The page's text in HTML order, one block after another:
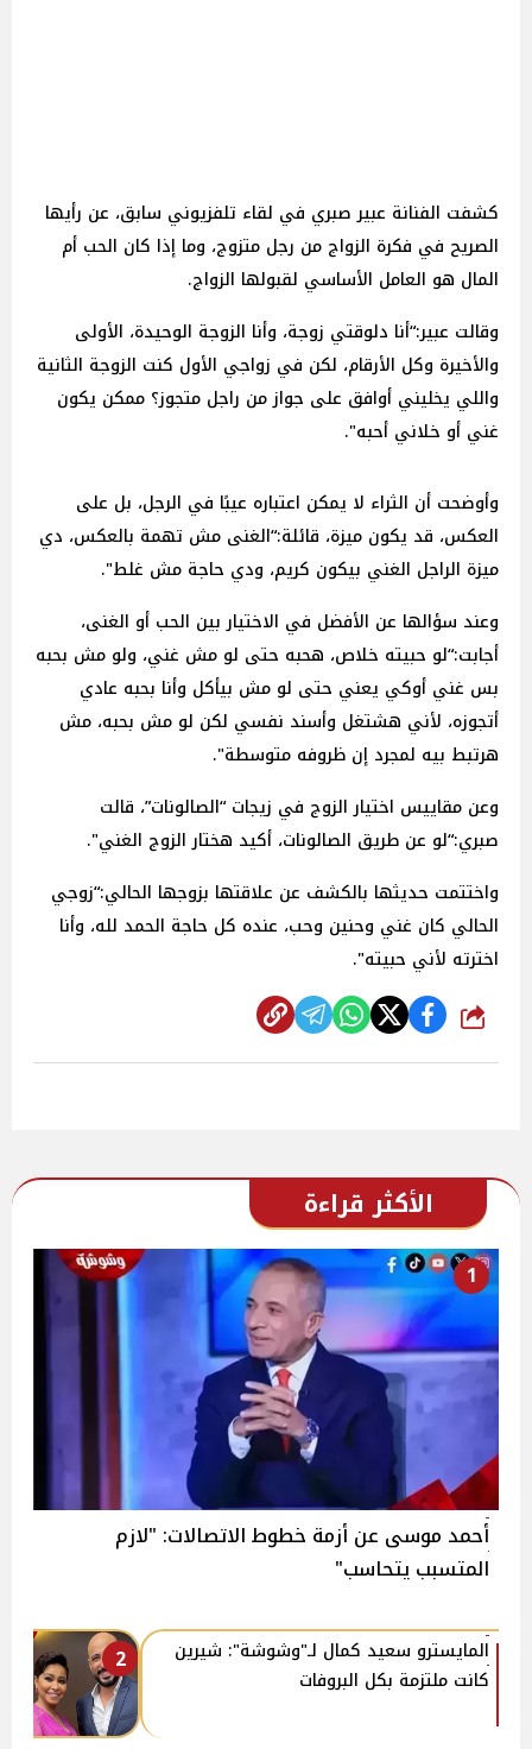
كشفت الفنانة عبير صبري في لقاء تلفزيوني سابق، عن رأيها
الصريح في فكرة الزواج من رجل متزوج، وما إذا كان الحب أم
المال هو العامل الأساسي لقبولها الزواج.
وقالت عبير:“أنا دلوقتي زوجة، وأنا الزوجة الوحيدة، الأولى
والأخيرة وكل الأرقام، لكن في زواجي الأول كنت الزوجة الثانية
واللي يخليني أوافق على جواز من راجل متجوز؟ ممكن يكون
غني أو خلاني أحبه".
وأوضحت أن الثراء لا يمكن اعتباره عيبًا في الرجل، بل على
العكس، قد يكون ميزة، قائلة:“الغنى مش تهمة بالعكس، دي
ميزة الراجل الغني بيكون كريم، ودي حاجة مش غلط".
وعند سؤالها عن الأفضل في الاختيار بين الحب أو الغنى،
أجابت:“لو حبيته خلاص، هحبه حتى لو مش غني، ولو مش بحبه
بس غني أوكي يعني حتى لو مش بيأكل وأنا بحبه عادي
أتجوزه، لأني هشتغل وأسند نفسي لكن لو مش بحبه، مش
هرتبط بيه لمجرد إن ظروفه متوسطة".
وعن مقاييس اختيار الزوج في زيجات “الصالونات”، قالت
صبري:“لو عن طريق الصالونات، أكيد هختار الزوج الغني".
واختتمت حديثها بالكشف عن علاقتها بزوجها الحالي:“زوجي
الحالي كان غني وحنين وحب، عنده كل حاجة الحمد لله، وأنا
اخترته لأني حبيته".
شارك
الأكثر قراءة
1
أحمد موسى عن أزمة خطوط الاتصالات: "لازم
المتسبب يتحاسب"
2
المايسترو سعيد كمال لـ"وشوشة": شيرين
كانت ملتزمة بكل البروفات